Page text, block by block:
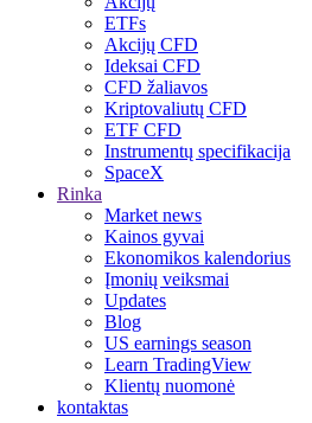
ETFs
Akcijų CFD
Ideksai CFD
CFD žaliavos
Kriptovaliutų CFD
ETF CFD
Instrumentų specifikacija
SpaceX
Rinka
Market news
Kainos gyvai
Ekonomikos kalendorius
Įmonių veiksmai
Updates
Blog
US earnings season
Learn TradingView
Klientų nuomonė
kontaktas